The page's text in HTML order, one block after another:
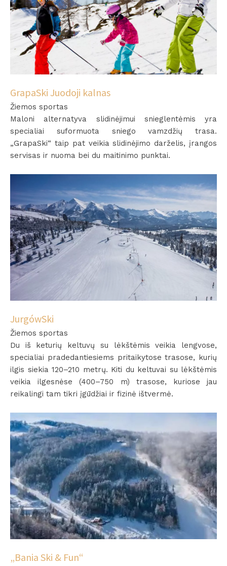
GrapaSki Juodoji kalnas
Žiemos sportas
Maloni alternatyva slidinėjimui snieglentėmis yra
specialiai suformuota sniego vamzdžių trasa.
„GrapaSki“ taip pat veikia slidinėjimo darželis, įrangos
servisas ir nuoma bei du maitinimo punktai.
JurgówSki
Žiemos sportas
Du iš keturių keltuvų su lėkštėmis veikia lengvose,
specialiai pradedantiesiems pritaikytose trasose, kurių
ilgis siekia 120–210 metrų. Kiti du keltuvai su lėkštėmis
veikia ilgesnėse (400–750 m) trasose, kuriose jau
reikalingi tam tikri įgūdžiai ir fizinė ištvermė.
„Bania Ski & Fun“